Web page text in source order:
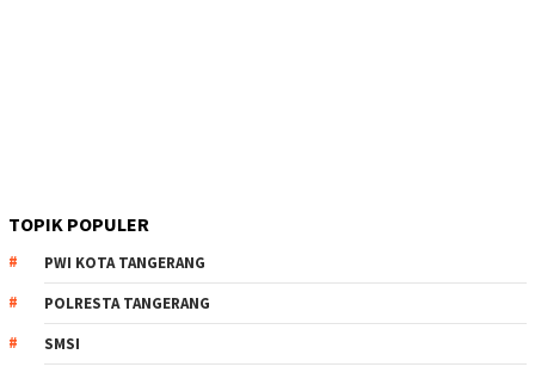
TOPIK POPULER
PWI KOTA TANGERANG
POLRESTA TANGERANG
SMSI